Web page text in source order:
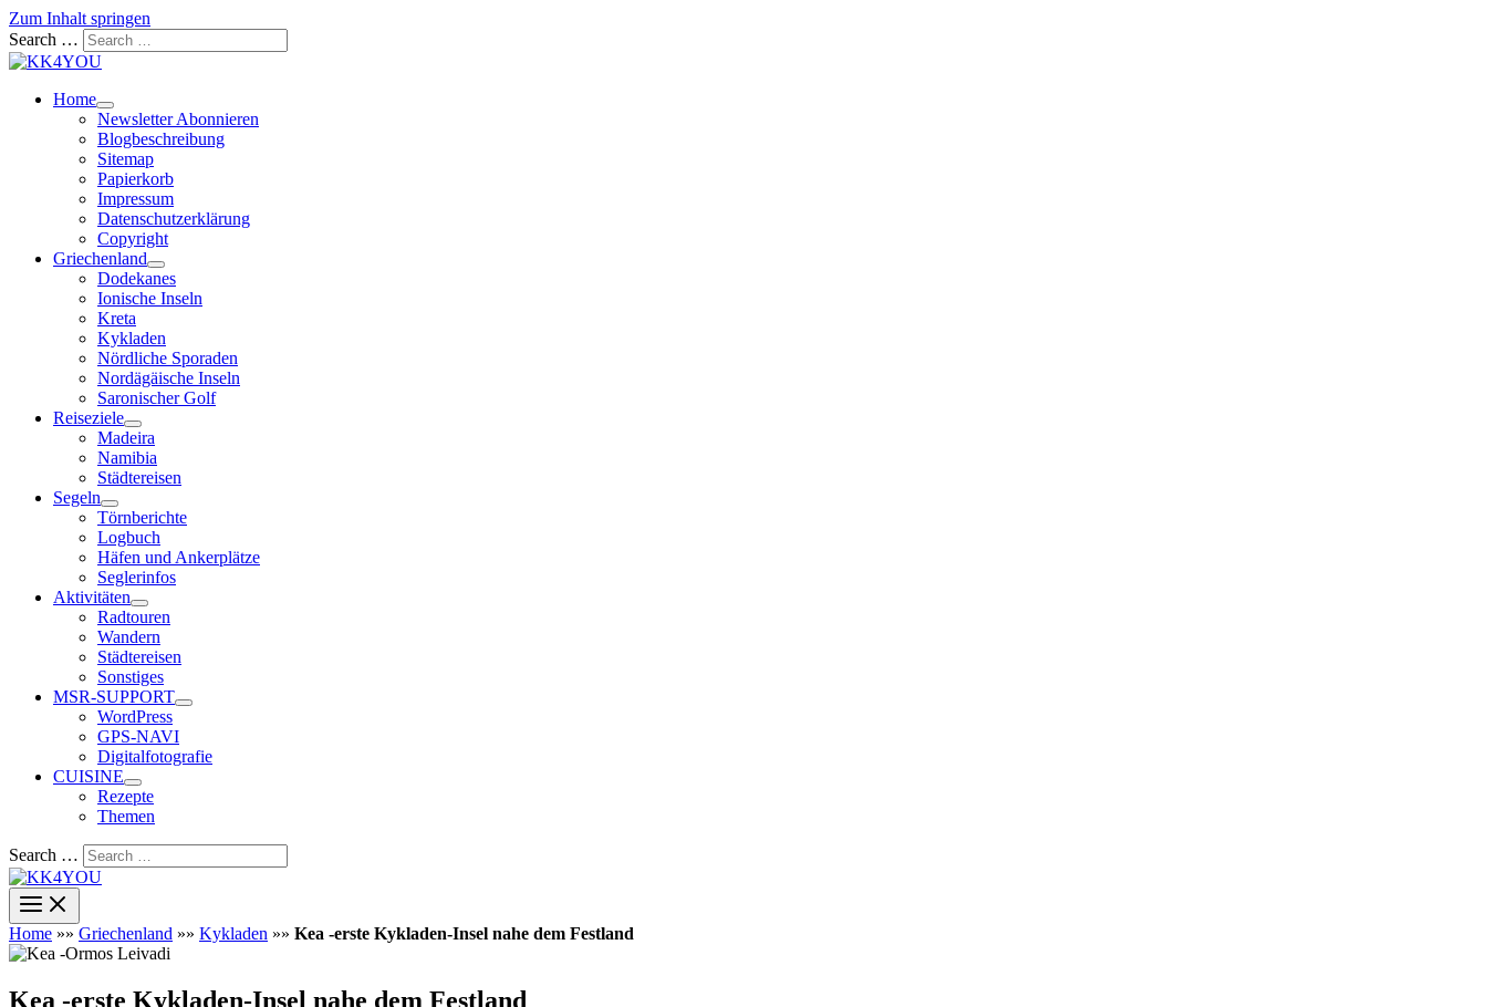
Zum Inhalt springen
Search …
Home
Newsletter Abonnieren
Blogbeschreibung
Sitemap
Papierkorb
Impressum
Datenschutzerklärung
Copyright
Griechenland
Dodekanes
Ionische Inseln
Kreta
Kykladen
Nördliche Sporaden
Nordägäische Inseln
Saronischer Golf
Reiseziele
Madeira
Namibia
Städtereisen
Segeln
Törnberichte
Logbuch
Häfen und Ankerplätze
Seglerinfos
Aktivitäten
Radtouren
Wandern
Städtereisen
Sonstiges
MSR-SUPPORT
WordPress
GPS-NAVI
Digitalfotografie
CUISINE
Rezepte
Themen
Search …
Home »» Griechenland »» Kykladen »» Kea -erste Kykladen-Insel nahe dem Festland
Kea -erste Kykladen-Insel nahe dem Festland